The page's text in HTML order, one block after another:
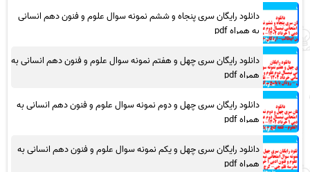
دانلود رایگان سری پنجاه و ششم نمونه سوال علوم و فنون دهم انسانی
به همراه pdf
دانلود رایگان سری چهل و هفتم نمونه سوال علوم و فنون دهم انسانی به
همراه pdf
دانلود رایگان سری چهل و دوم نمونه سوال علوم و فنون دهم انسانی به
همراه pdf
دانلود رایگان سری چهل و یکم نمونه سوال علوم و فنون دهم انسانی به
همراه pdf